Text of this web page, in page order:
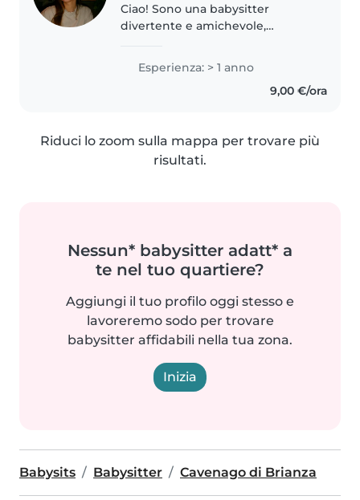
Ciao! Sono una babysitter
divertente e amichevole,
turistica. Ho un anno di
esperienza con bambini della
scuola primaria e adolescenti.
Esperienza: > 1 anno
9,00 €/ora
Riduci lo zoom sulla mappa per trovare più
risultati.
Nessun* babysitter adatt* a
te nel tuo quartiere?
Aggiungi il tuo profilo oggi stesso e
lavoreremo sodo per trovare
babysitter affidabili nella tua zona.
Inizia
Babysits Babysitter Cavenago di Brianza